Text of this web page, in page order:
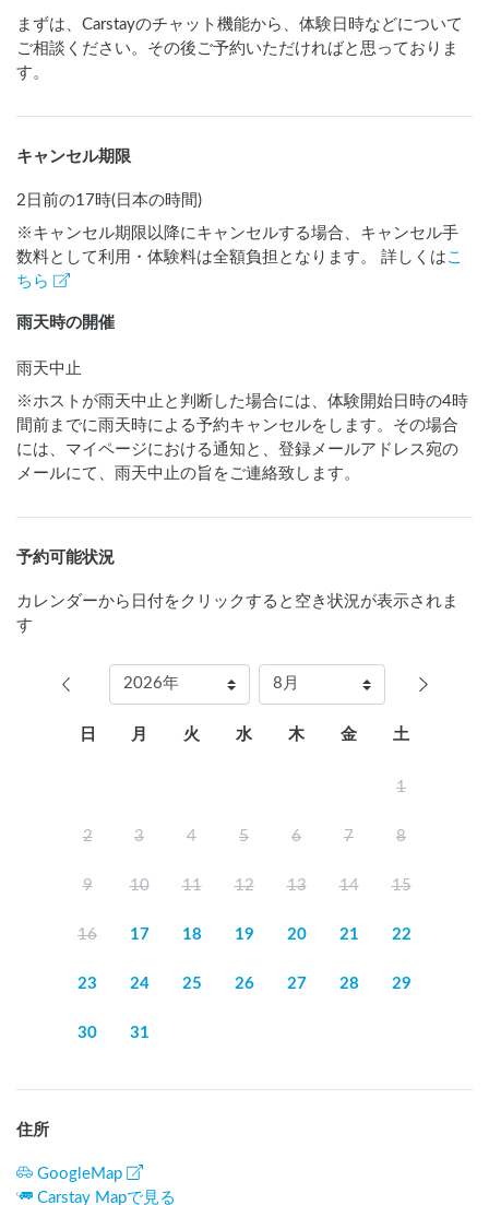
まずは、Carstayのチャット機能から、体験日時などについて
ご相談ください。その後ご予約いただければと思っておりま
す。
キャンセル期限
2日前の17時(日本の時間)
※キャンセル期限以降にキャンセルする場合、キャンセル手
数料として利用・体験料は全額負担となります。 詳しくは こ
ちら
雨天時の開催
雨天中止
※ホストが雨天中止と判断した場合には、体験開始日時の4時
間前までに雨天時による予約キャンセルをします。その場合
には、マイページにおける通知と、登録メールアドレス宛の
メールにて、雨天中止の旨をご連絡致します。
予約可能状況
カレンダーから日付をクリックすると空き状況が表示されま
す
日 月 火 水 木 金 土
1
2 3 4 5 6 7 8
9 10 11 12 13 14 15
16 17 18 19 20 21 22
23 24 25 26 27 28 29
30 31
住所
GoogleMap
Carstay Mapで見る